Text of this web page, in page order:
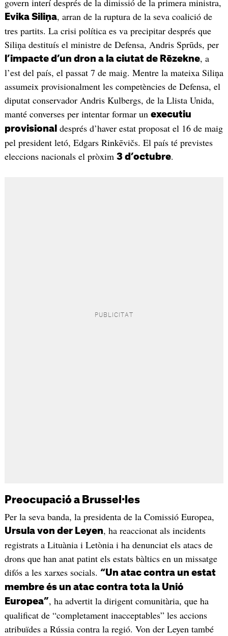
Evika Siliņa, arran de la ruptura de la seva coalició de
tres partits. La crisi política es va precipitar després que
Siliņa destituís el ministre de Defensa, Andris Sprūds, per
l’impacte d’un dron a la ciutat de Rēzekne, a
l’est del país, el passat 7 de maig. Mentre la mateixa Siliņa
assumeix provisionalment les competències de Defensa, el
diputat conservador Andris Kulbergs, de la Llista Unida,
manté converses per intentar formar un executiu
provisional després d’haver estat proposat el 16 de maig
pel president letó, Edgars Rinkēvičs. El país té previstes
eleccions nacionals el pròxim 3 d’octubre.
Preocupació a Brussel·les
Per la seva banda, la presidenta de la Comissió Europea,
Ursula von der Leyen, ha reaccionat als incidents
registrats a Lituània i Letònia i ha denunciat els atacs de
drons que han anat patint els estats bàltics en un missatge
difós a les xarxes socials. “Un atac contra un estat
membre és un atac contra tota la Unió
Europea”, ha advertit la dirigent comunitària, que ha
qualificat de “completament inacceptables” les accions
atribuïdes a Rússia contra la regió. Von der Leyen també